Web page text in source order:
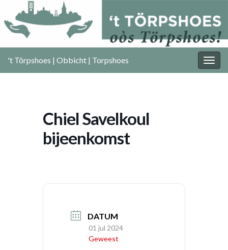
't Törpshoes | Obbicht | Torpshoes
Chiel Savelkoul
bijeenkomst
DATUM
01 jul 2024
Geweest